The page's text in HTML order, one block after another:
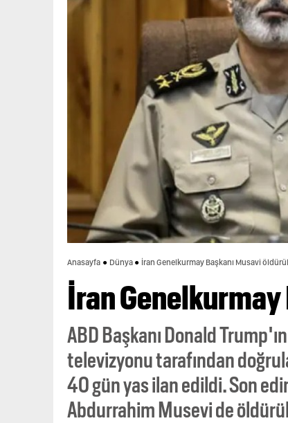
Anasayfa Dünya İran Genelkurmay Başkanı Musavi
İran
ABD Başkanı Donald
televizyonu tarafından
40 gün yas ilan edildi. Son
Abdurrahim Musevi de